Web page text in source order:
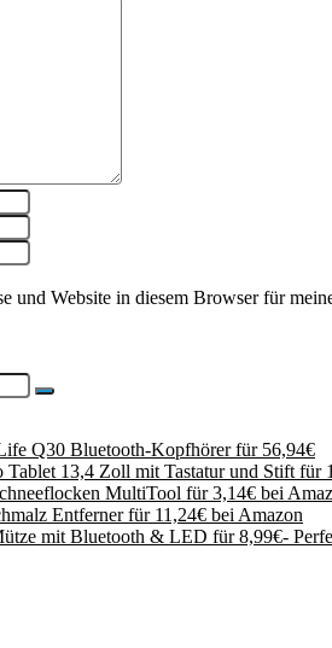
und Website in diesem Browser für
Q30 Bluetooth-Kopfhörer für 56,94€
13,4 Zoll mit Tastatur und Stift für
MultiTool für 3,14€ bei
Entferner für 11,24€ bei Amazon
mit Bluetooth & LED für 8,99€-